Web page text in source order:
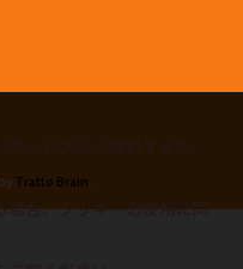
Tratto Brain
ービスをご提供するた
合、クッキーの使用に同